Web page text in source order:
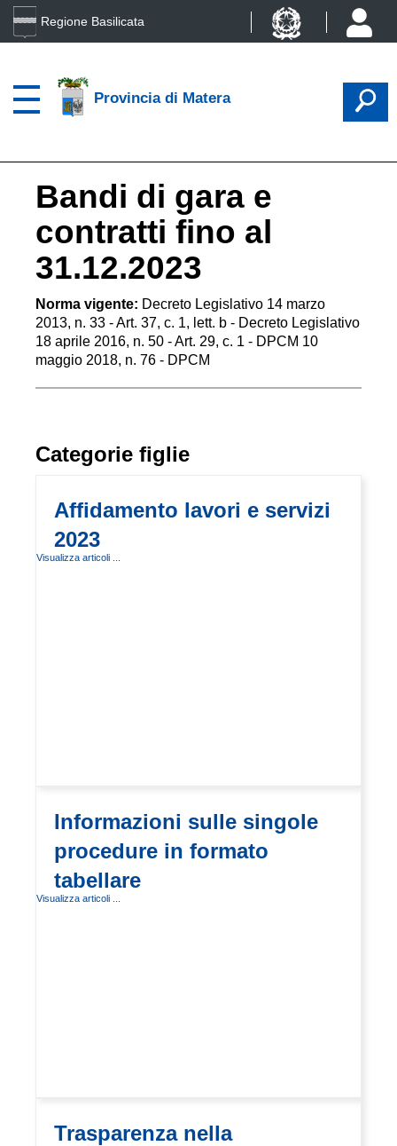
Regione Basilicata
Provincia di Matera
Bandi di gara e
contratti fino al
31.12.2023
Norma vigente: Decreto Legislativo 14 marzo
2013, n. 33 - Art. 37, c. 1, lett. b - Decreto Legislativo
18 aprile 2016, n. 50 - Art. 29, c. 1 - DPCM 10
maggio 2018, n. 76 - DPCM
Categorie figlie
Affidamento lavori e servizi
2023
Visualizza articoli ...
Informazioni sulle singole
procedure in formato
tabellare
Visualizza articoli ...
Trasparenza nella